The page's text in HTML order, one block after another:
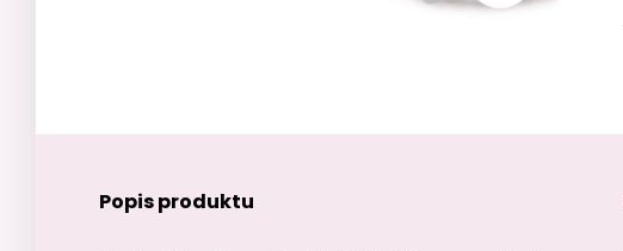
Popis produktu